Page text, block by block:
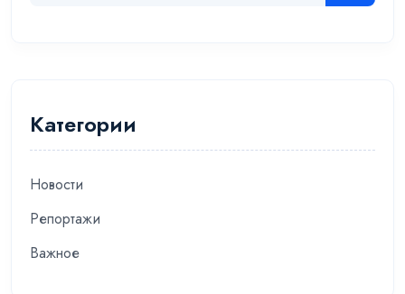
Категории
Новости
Репортажи
Важное